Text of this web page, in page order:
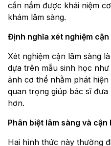
cần nắm được khái niệm
khám lâm sàng.
Định nghĩa xét nghiệm cận
Xét nghiệm cận lâm sàng
dựa trên mẫu sinh học
ảnh cơ thể nhằm phát
quan trọng giúp bác sĩ
hơn.
Phân biệt lâm sàng và cận
Hai hình thức này thường